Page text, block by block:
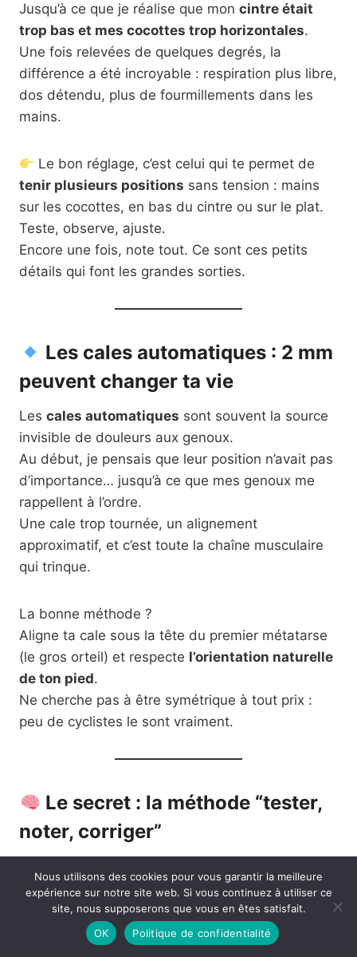
Jusqu’à ce que je réalise que mon cintre était
trop bas et mes cocottes trop horizontales.
Une fois relevées de quelques degrés, la
différence a été incroyable : respiration plus libre,
dos détendu, plus de fourmillements dans les
mains.
Le bon réglage, c’est celui qui te permet de
tenir plusieurs positions sans tension : mains
sur les cocottes, en bas du cintre ou sur le plat.
Teste, observe, ajuste.
Encore une fois, note tout. Ce sont ces petits
détails qui font les grandes sorties.
Les cales automatiques : 2 mm
peuvent changer ta vie
Les cales automatiques sont souvent la source
invisible de douleurs aux genoux.
Au début, je pensais que leur position n’avait pas
d’importance… jusqu’à ce que mes genoux me
rappellent à l’ordre.
Une cale trop tournée, un alignement
approximatif, et c’est toute la chaîne musculaire
qui trinque.
La bonne méthode ?
Aligne ta cale sous la tête du premier métatarse
(le gros orteil) et respecte l’orientation naturelle
de ton pied.
Ne cherche pas à être symétrique à tout prix :
peu de cyclistes le sont vraiment.
Le secret : la méthode “tester,
noter, corriger”
d’observation.
Rien ne se fait en une fois.
Nous utilisons des cookies pour vous garantir la meilleure
expérience sur notre site web. Si vous continuez à utiliser ce
site, nous supposerons que vous en êtes satisfait.
OK
Politique de confidentialité